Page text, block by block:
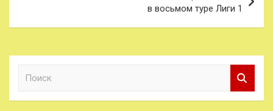
в восьмом туре Лиги 1